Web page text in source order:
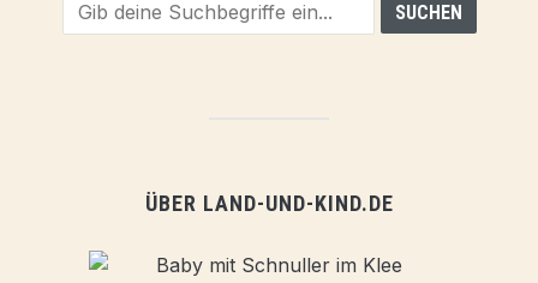
ÜBER LAND-UND-KIND.DE